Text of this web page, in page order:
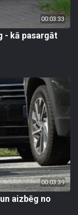
00:03:33
- kā pasargāt
00:03:39
aizbēg no